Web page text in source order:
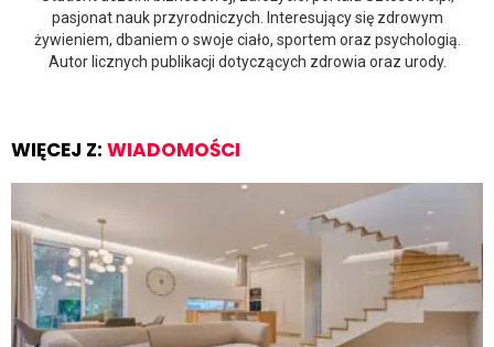
pasjonat nauk przyrodniczych. Interesujący się zdrowym
żywieniem, dbaniem o swoje ciało, sportem oraz psychologią.
Autor licznych publikacji dotyczących zdrowia oraz urody.
WIĘCEJ Z: WIADOMOŚCI